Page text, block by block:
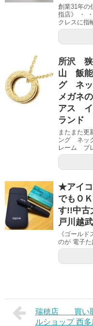
創業31年の
指店》 ・
クレスに指
所沢
山 飯
グ ネ
メガネ
アス
ラン
またまた更
ング ネッ
レーム ブ
★アイコ
でもＯ
す!!中古
戸川越
《ゴール
のが 電子た
瑞穂店 買い
ルショップ 西